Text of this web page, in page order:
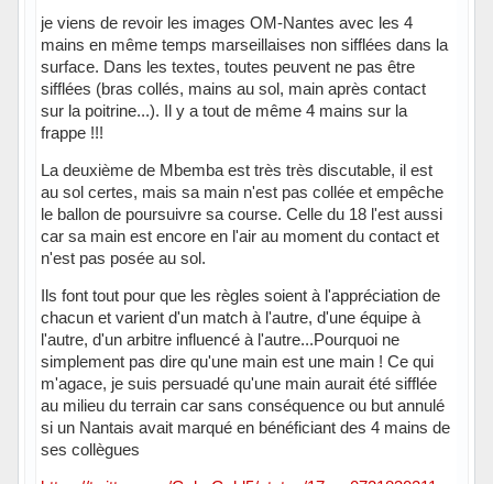
je viens de revoir les images OM-Nantes avec les 4
mains en même temps marseillaises non sifflées dans la
surface. Dans les textes, toutes peuvent ne pas être
sifflées (bras collés, mains au sol, main après contact
sur la poitrine...). Il y a tout de même 4 mains sur la
frappe !!!
La deuxième de Mbemba est très très discutable, il est
au sol certes, mais sa main n'est pas collée et empêche
le ballon de poursuivre sa course. Celle du 18 l'est aussi
car sa main est encore en l'air au moment du contact et
n'est pas posée au sol.
Ils font tout pour que les règles soient à l'appréciation de
chacun et varient d'un match à l'autre, d'une équipe à
l'autre, d'un arbitre influencé à l'autre...Pourquoi ne
simplement pas dire qu'une main est une main ! Ce qui
m'agace, je suis persuadé qu'une main aurait été sifflée
au milieu du terrain car sans conséquence ou but annulé
si un Nantais avait marqué en bénéficiant des 4 mains de
ses collègues